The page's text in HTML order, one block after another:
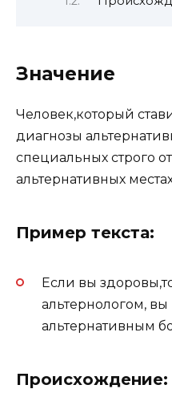
Значение
Человек,который
диагнозы
специальных строго
альтернативных
Пример текста:
Если вы
альтернологом,
альтернативным
Происхождение: